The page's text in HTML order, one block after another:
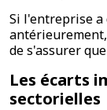
Si l'entreprise
de s'assurer
Les écarts
sectorielles